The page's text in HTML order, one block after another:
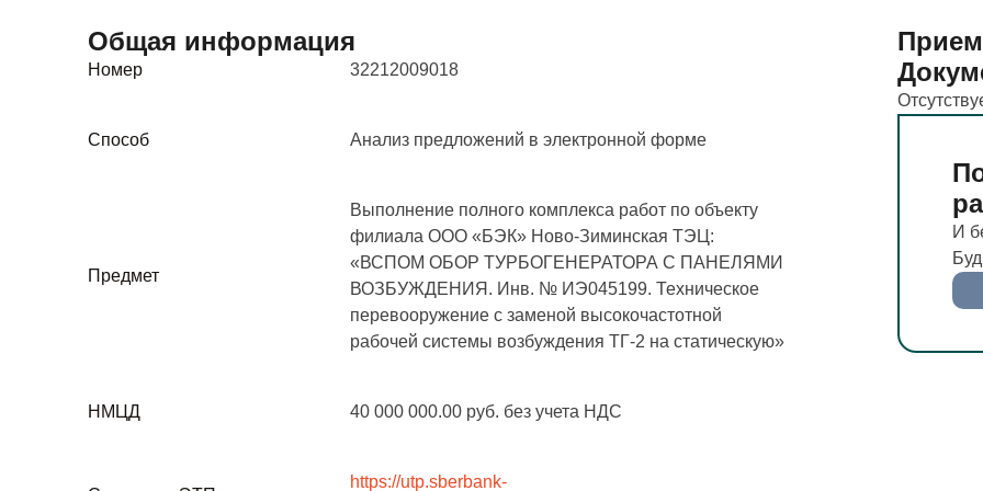
Общая информация
Номер 32212009018
Способ Анализ предложений в электронной форме
Предмет
Выполнение полного комплекса работ по объекту
филиала ООО «БЭК» Ново-Зиминская ТЭЦ:
«ВСПОМ ОБОР ТУРБОГЕHЕРАТОРА С ПАHЕЛЯМИ
ВОЗБУЖДЕHИЯ. Инв. № ИЭ045199. Техническое
перевооружение с заменой высокочастотной
рабочей системы возбуждения ТГ-2 на статическую»
НМЦД 40 000 000.00 руб. без учета НДС
https://utp.sberbank-
И